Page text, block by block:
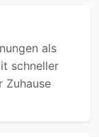
als
schneller
Zuhause